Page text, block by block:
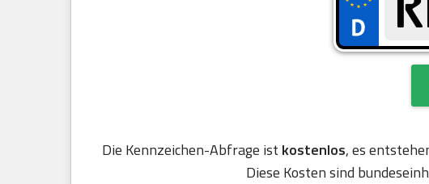
Die Kennzeichen-Abfrage ist kostenlos, es
Diese Kosten sind